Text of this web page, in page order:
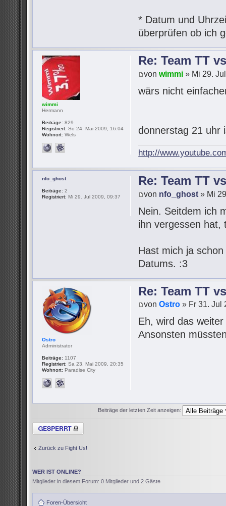
* Datum und
überprüfen ob ich
Re: Team TT
vonwimmi » Mi 29.
wärs nicht
donnerstag 21 uhr
http://
wimmi
Hermann
Beiträge: 829
Registriert: So 24. Mai 2009, 16:04
Wohnort: Wels
Re: Team TT
von nfo_ghost » Mi
Nein. Seitdem ich
ihn vergessen
Hast mich ja
Datums. :3
nfo_ghost
Beiträge: 2
Registriert: Mi 29. Jul 2009, 09:37
Re: Team TT
vonOstro » Fr 31. Jul
Eh, wird das
Ansonsten
Ostro
Administrator
Beiträge: 1107
Registriert: Sa 23. Mai 2009, 20:35
Wohnort: Paradise City
Beiträge der letzten Zeit anzeigen:
Thema gesperrt
Zurück zu Fight Us!
WER IST ONLINE?
Mitglieder in diesem Forum: 0 Mitglieder und 2 Gäste
Foren-Übersicht